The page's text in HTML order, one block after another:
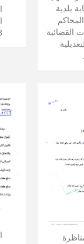
بلدية
القضائية